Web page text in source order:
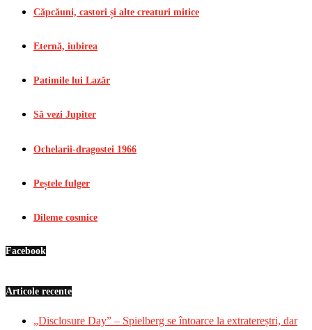
Căpcăuni, castori și alte creaturi mitice
Eternă, iubirea
Patimile lui Lazăr
Să vezi Jupiter
Ochelarii-dragostei 1966
Peștele fulger
Dileme cosmice
Facebook
Articole recente
„Disclosure Day” – Spielberg se întoarce la extratereștri, dar